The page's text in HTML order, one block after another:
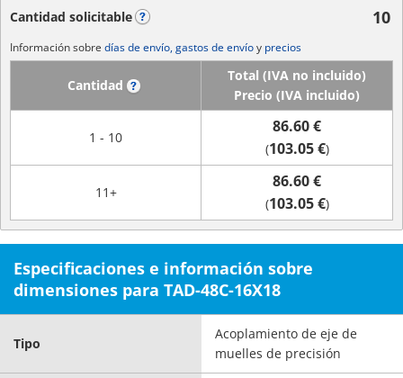
Cantidad solicitable 10
Información sobre días de envío, gastos de envíoy precios
Cantidad
Total (IVA no incluido)
Precio (IVA incluido)
1 - 10
86.60 €
(103.05 €)
11+
86.60 €
(103.05 €)
Especificaciones e información sobre
dimensiones para TAD-48C-16X18
Tipo
Acoplamiento de eje de
muelles de precisión